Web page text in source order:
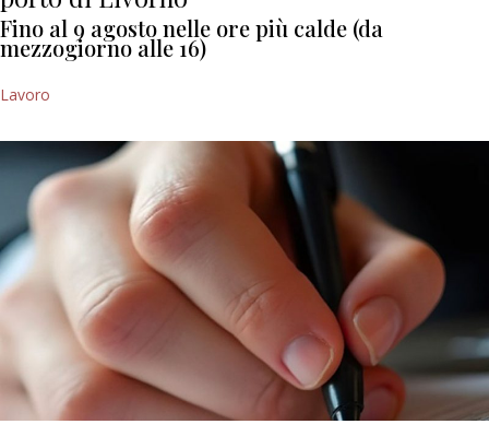
Fino al 9 agosto nelle ore più calde (da
mezzogiorno alle 16)
Lavoro